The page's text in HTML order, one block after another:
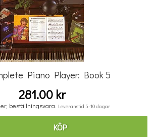
Dozen A Day Mini Book
Piano Player: Book 5
281.00 kr
beställningsvara. Leveranstid 5-10 dagar
KÖP